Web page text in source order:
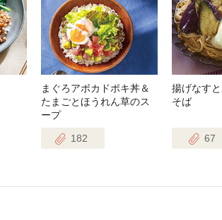
まぐろアボカドポキ丼＆
たまごとほうれん草のス
ープ
182
揚げなす
そば
67